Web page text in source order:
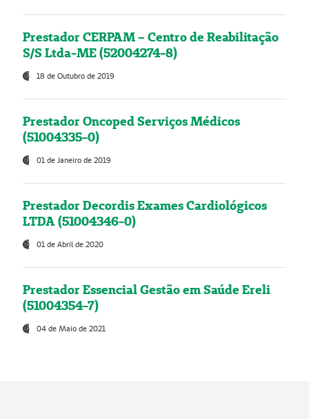
Prestador CERPAM – Centro de Reabilitação
S/S Ltda-ME (52004274-8)
18 de Outubro de 2019
Prestador Oncoped Serviços Médicos
(51004335-0)
01 de Janeiro de 2019
Prestador Decordis Exames Cardiológicos
LTDA (51004346-0)
01 de Abril de 2020
Prestador Essencial Gestão em Saúde Ereli
(51004354-7)
04 de Maio de 2021